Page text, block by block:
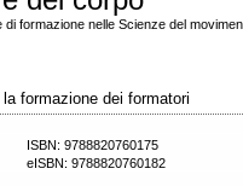
di formazione nelle Scienze del
formazione dei formatori
ISBN: 9788820760175
eISBN: 9788820760182